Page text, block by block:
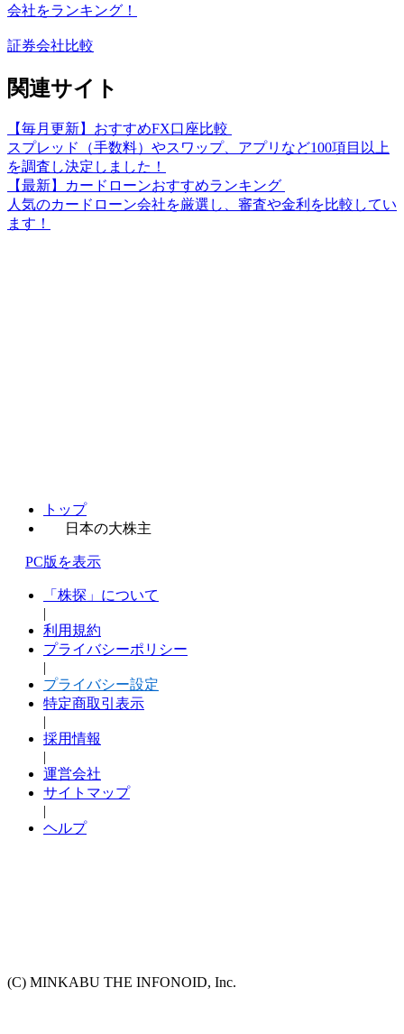
会社をランキング！
証券会社比較
関連サイト
【毎月更新】おすすめFX口座比較
スプレッド（手数料）やスワップ、アプリなど100項目以上
を調査し決定しました！
【最新】カードローンおすすめランキング
人気のカードローン会社を厳選し、審査や金利を比較してい
ます！
トップ
日本の大株主
PC版を表示
「株探」について
|
利用規約
プライバシーポリシー
|
プライバシー設定
特定商取引表示
|
採用情報
|
運営会社
サイトマップ
|
ヘルプ
(C) MINKABU THE INFONOID, Inc.